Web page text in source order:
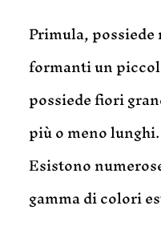
Primula,
formanti un
possiede fiori
più o meno lunghi.
Esistono
gamma di colori